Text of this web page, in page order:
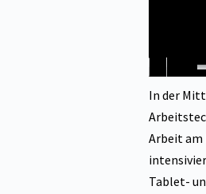
In der
Arbeit am
Tablet-